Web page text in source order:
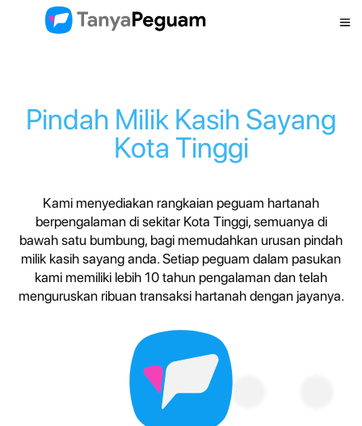
Pindah Milik Kasih Sayang
Kota Tinggi
Kami menyediakan rangkaian peguam hartanah
berpengalaman di sekitar Kota Tinggi, semuanya di
bawah satu bumbung, bagi memudahkan urusan pindah
milik kasih sayang anda. Setiap peguam dalam pasukan
kami memiliki lebih 10 tahun pengalaman dan telah
menguruskan ribuan transaksi hartanah dengan jayanya.